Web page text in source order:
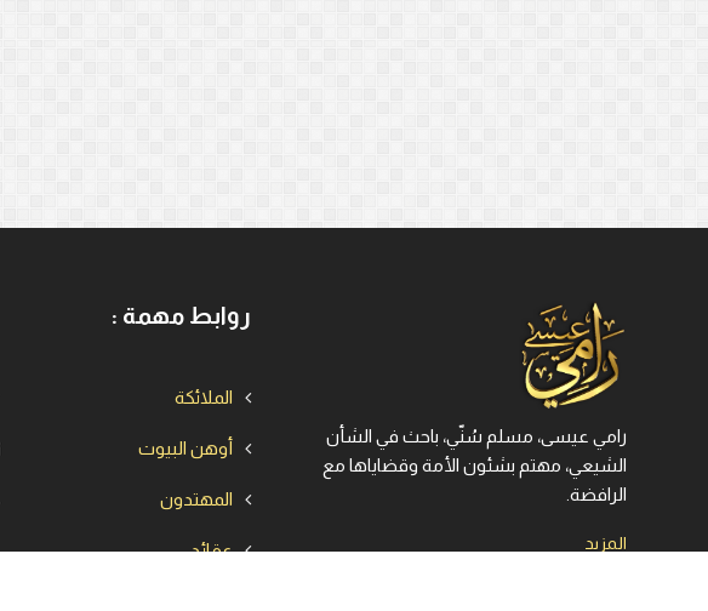
رامي عيسى، مسلم سُنّي، باحث في الشأن
الشيعي، مهتم بشئون الأمة وقضاياها مع
الرافضة.
المزيد
روابط مهمة :
الملائكة
أوهن البيوت
المهتدون
عقائد